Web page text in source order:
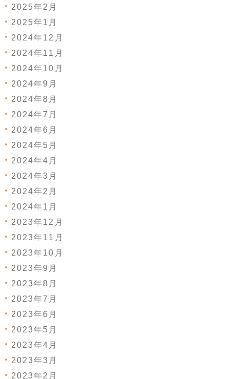
2025年2月
2025年1月
2024年12月
2024年11月
2024年10月
2024年9月
2024年8月
2024年7月
2024年6月
2024年5月
2024年4月
2024年3月
2024年2月
2024年1月
2023年12月
2023年11月
2023年10月
2023年9月
2023年8月
2023年7月
2023年6月
2023年5月
2023年4月
2023年3月
2023年2月